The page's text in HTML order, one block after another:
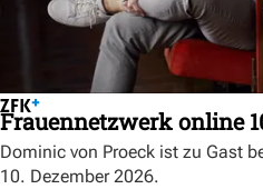
Frauennetzwerk online
Dominic von Proeck ist zu Gast
10. Dezember 2026.